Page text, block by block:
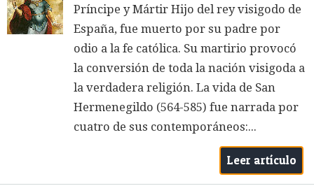
Príncipe y Mártir Hijo del rey visigodo de
España, fue muerto por su padre por
odio a la fe católica. Su martirio provocó
la conversión de toda la nación visigoda a
la verdadera religión. La vida de San
Hermenegildo (564-585) fue narrada por
cuatro de sus contemporáneos:...
Leer artículo